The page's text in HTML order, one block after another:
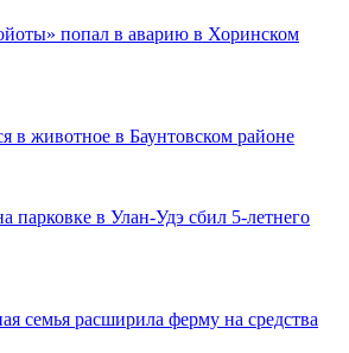
попал в аварию в Хоринском
в животное в Баунтовском районе
парковке в Улан-Удэ сбил 5-летнего
семья расширила ферму на средства